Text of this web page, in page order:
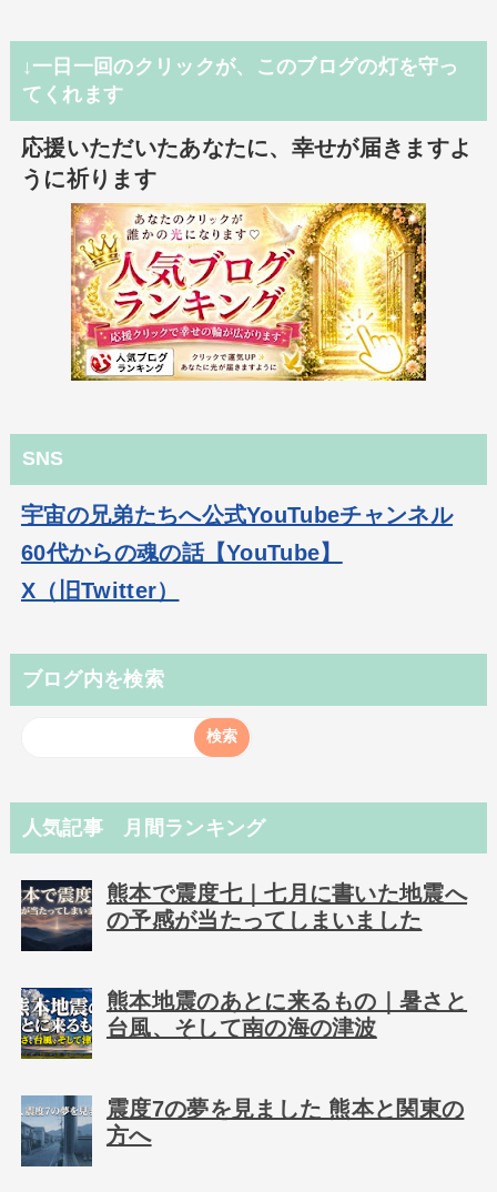
↓一日一回のクリックが、このブログの灯を守っ
てくれます
応援いただいたあなたに、幸せが届きますよ
うに祈ります
SNS
宇宙の兄弟たちへ公式YouTubeチャンネル
60代からの魂の話【YouTube】
X（旧Twitter）
ブログ内を検索
人気記事 月間ランキング
熊本で震度七｜七月に書いた地震へ
の予感が当たってしまいました
熊本地震のあとに来るもの｜暑さと
台風、そして南の海の津波
震度7の夢を見ました 熊本と関東の
方へ